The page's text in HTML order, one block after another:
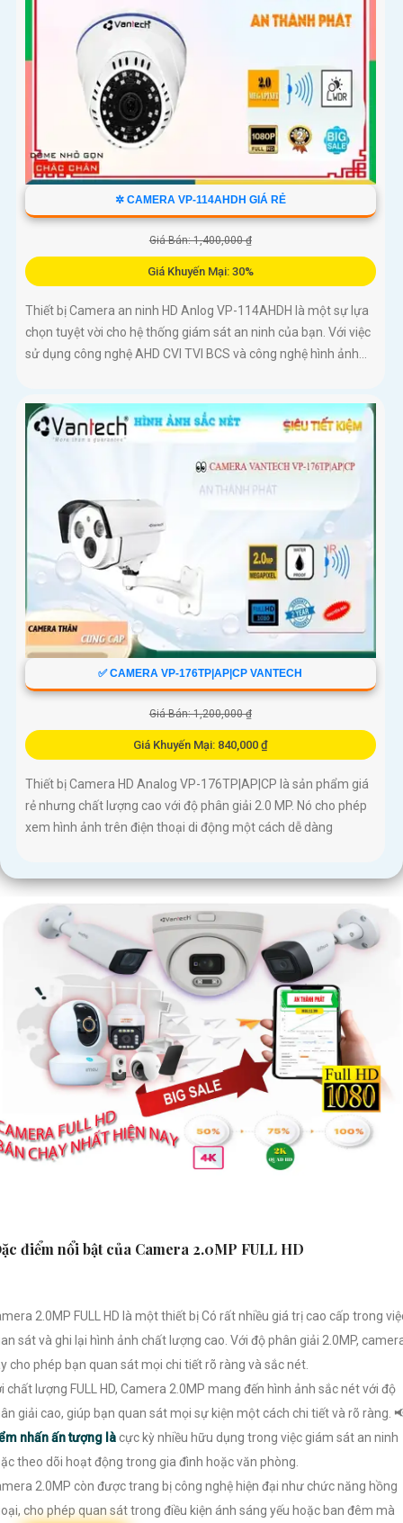
✲ CAMERA VP-114AHDH GIÁ RẺ
Giá Bán: 1,400,000 ₫
Giá Khuyến Mại: 30%
Thiết bị Camera an ninh HD Anlog VP-114AHDH là một sự lựa
chọn tuyệt vời cho hệ thống giám sát an ninh của bạn. Với việc
sử dụng công nghệ AHD CVI TVI BCS và công nghệ hình ảnh...
✅ CAMERA VP-176TP|AP|CP VANTECH
Giá Bán: 1,200,000 ₫
Giá Khuyến Mại: 840,000 ₫
Thiết bị Camera HD Analog VP-176TP|AP|CP là sản phẩm giá
rẻ nhưng chất lượng cao với độ phân giải 2.0 MP. Nó cho phép
xem hình ảnh trên điện thoại di động một cách dễ dàng
điểm nổi bật của Camera 2.0MP FULL HD
2.0MP FULL HD là một thiết bị Có rất nhiều giá trị cao cấp trong
sát và ghi lại hình ảnh chất lượng cao. Với độ phân giải 2.0MP,
cho phép bạn quan sát mọi chi tiết rõ ràng và sắc nét.
chất lượng FULL HD, Camera 2.0MP mang đến hình ảnh sắc nét với độ
giải cao, giúp bạn quan sát mọi sự kiện một cách chi tiết và rõ ràng.
nhấn ấn tượng làcực kỳ nhiều hữu dụng trong việc giám sát an ninh
theo dõi hoạt động trong gia đình hoặc văn phòng.
2.0MP còn được trang bị công nghệ hiện đại như chức năng hồng
cho phép quan sát trong điều kiện ánh sáng yếu hoặc ban đêm mà